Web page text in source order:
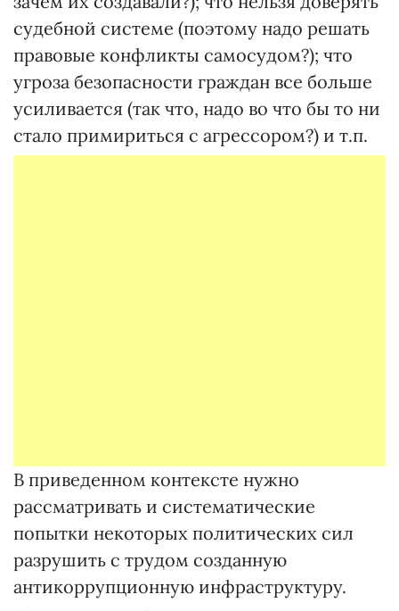
судебной системе (поэтому надо решать
правовые конфликты самосудом?); что
угроза безопасности граждан все больше
усиливается (так что, надо во что бы то ни
стало примириться с агрессором?) и т.п.
В приведенном контексте нужно
рассматривать и систематические
попытки некоторых политических сил
разрушить с трудом созданную
антикоррупционную инфраструктуру.